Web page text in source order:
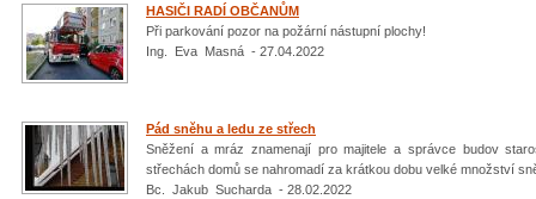
HASIČI RADÍ OBČANŮM
Při parkování pozor na požární nástupní plochy!
Ing. Eva Masná - 27.04.2022
Pád sněhu a ledu ze střech
Sněžení a mráz znamenají pro majitele a správce budov
střechách domů se nahromadí za krátkou dobu velké množství
Bc. Jakub Sucharda - 28.02.2022